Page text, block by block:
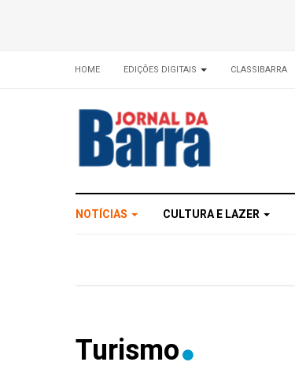
HOME EDIÇÕES DIGITAIS CLASSIBARRA
NOTÍCIAS CULTURA E LAZER
Turismo